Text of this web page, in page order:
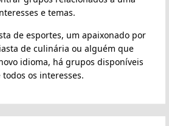
e temas.
de esportes, um apaixonado por
de culinária ou alguém que
idioma, há grupos disponíveis
os interesses.